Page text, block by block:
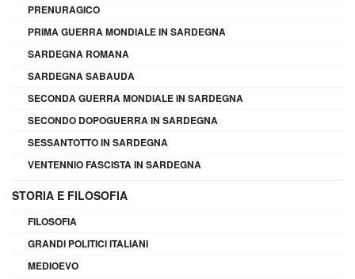
PRENURAGICO
PRIMA GUERRA MONDIALE IN SARDEGNA
SARDEGNA ROMANA
SARDEGNA SABAUDA
SECONDA GUERRA MONDIALE IN SARDEGNA
SECONDO DOPOGUERRA IN SARDEGNA
SESSANTOTTO IN SARDEGNA
VENTENNIO FASCISTA IN SARDEGNA
STORIA E FILOSOFIA
FILOSOFIA
GRANDI POLITICI ITALIANI
MEDIOEVO